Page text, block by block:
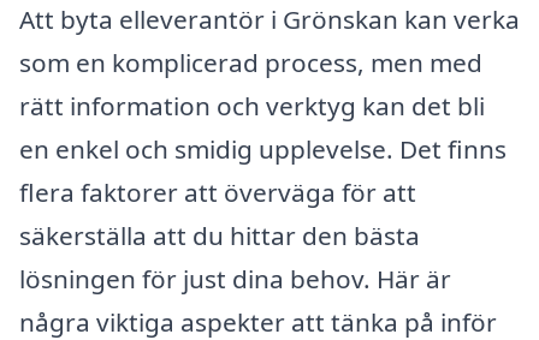
Att byta elleverantör i Grönskan kan verka
som en komplicerad process, men med
rätt information och verktyg kan det bli
en enkel och smidig upplevelse. Det finns
flera faktorer att överväga för att
säkerställa att du hittar den bästa
lösningen för just dina behov. Här är
några viktiga aspekter att tänka på inför